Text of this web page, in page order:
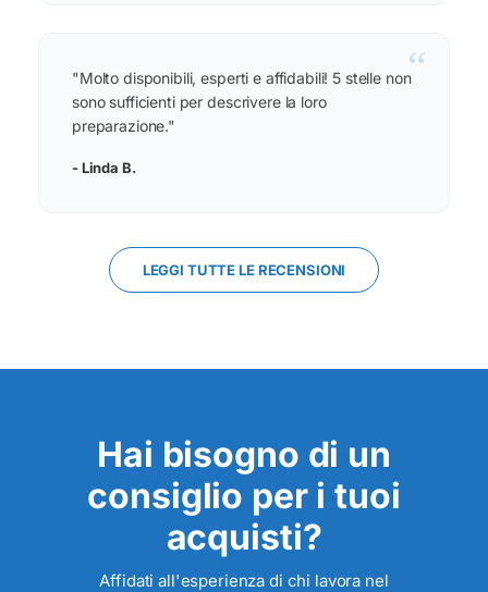
“
"Molto disponibili, esperti e affidabili! 5 stelle non
sono sufficienti per descrivere la loro
preparazione."
- Linda B.
LEGGI TUTTE LE RECENSIONI
Hai bisogno di un
consiglio per i tuoi
acquisti?
Affidati all'esperienza di chi lavora nel